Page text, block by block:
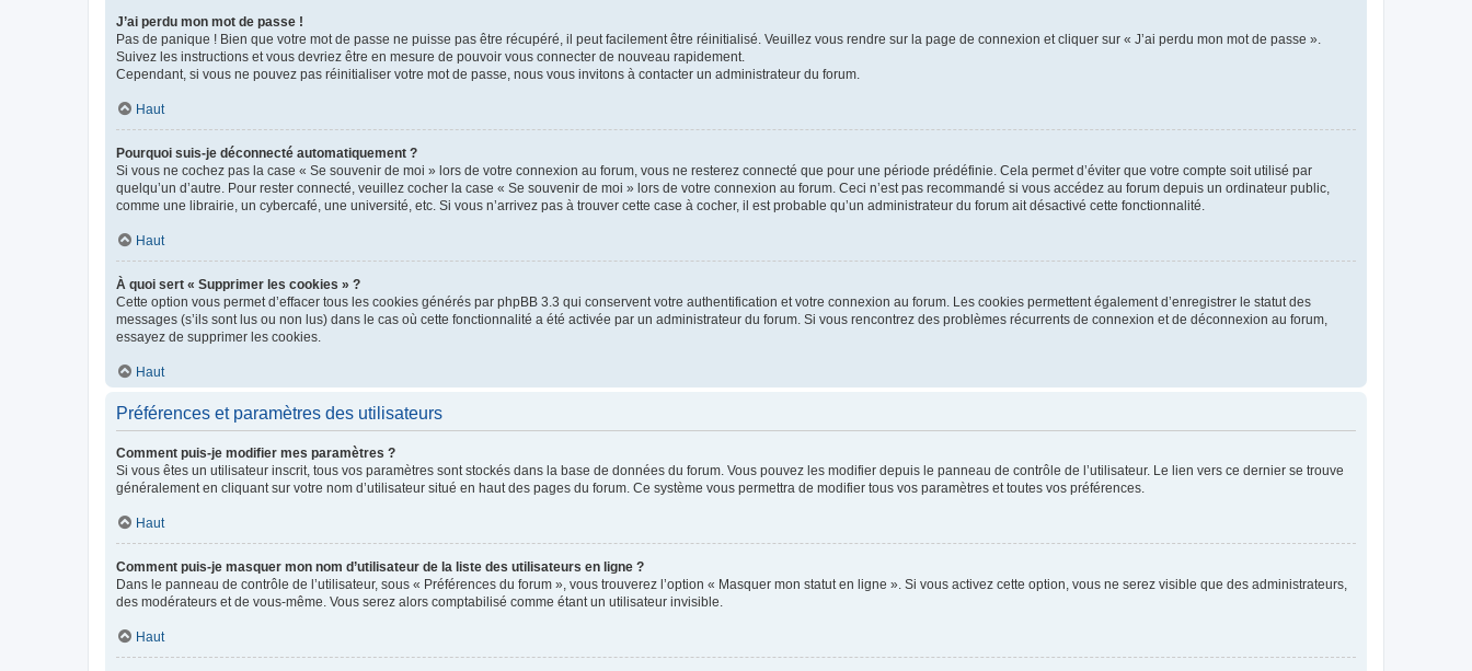
J’ai perdu mon mot de passe !
Pas de panique ! Bien que votre mot de passe ne puisse pas être récupéré, il peut facilement être réinitialisé. Veuillez vous rendre sur la page de connexion et cliquer sur « J’ai perdu mon mot de passe ».
Suivez les instructions et vous devriez être en mesure de pouvoir vous connecter de nouveau rapidement.
Cependant, si vous ne pouvez pas réinitialiser votre mot de passe, nous vous invitons à contacter un administrateur du forum.
Haut
Pourquoi suis-je déconnecté automatiquement ?
Si vous ne cochez pas la case « Se souvenir de moi » lors de votre connexion au forum, vous ne resterez connecté que pour une période prédéfinie. Cela permet d’éviter que votre compte soit utilisé par
quelqu’un d’autre. Pour rester connecté, veuillez cocher la case « Se souvenir de moi » lors de votre connexion au forum. Ceci n’est pas recommandé si vous accédez au forum depuis un ordinateur public,
comme une librairie, un cybercafé, une université, etc. Si vous n’arrivez pas à trouver cette case à cocher, il est probable qu’un administrateur du forum ait désactivé cette fonctionnalité.
Haut
À quoi sert « Supprimer les cookies » ?
Cette option vous permet d’effacer tous les cookies générés par phpBB 3.3 qui conservent votre authentification et votre connexion au forum. Les cookies permettent également d’enregistrer le statut des
messages (s’ils sont lus ou non lus) dans le cas où cette fonctionnalité a été activée par un administrateur du forum. Si vous rencontrez des problèmes récurrents de connexion et de déconnexion au forum,
essayez de supprimer les cookies.
Haut
Préférences et paramètres des utilisateurs
Comment puis-je modifier mes paramètres ?
Si vous êtes un utilisateur inscrit, tous vos paramètres sont stockés dans la base de données du forum. Vous pouvez les modifier depuis le panneau de contrôle de l’utilisateur. Le lien vers ce dernier se trouve
généralement en cliquant sur votre nom d’utilisateur situé en haut des pages du forum. Ce système vous permettra de modifier tous vos paramètres et toutes vos préférences.
Haut
Comment puis-je masquer mon nom d’utilisateur de la liste des utilisateurs en ligne ?
Dans le panneau de contrôle de l’utilisateur, sous « Préférences du forum », vous trouverez l’option « Masquer mon statut en ligne ». Si vous activez cette option, vous ne serez visible que des administrateurs,
des modérateurs et de vous-même. Vous serez alors comptabilisé comme étant un utilisateur invisible.
Haut